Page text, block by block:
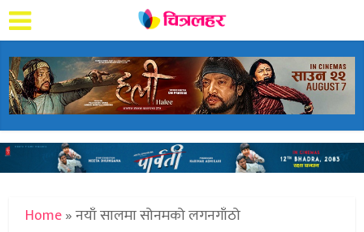
Home»नयाँ सालमा सोनमको लगनगाँठो